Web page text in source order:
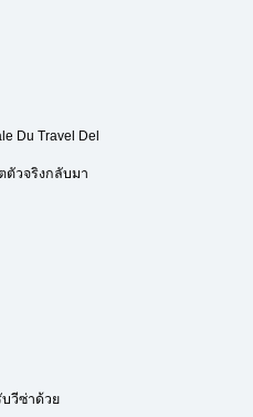
Du Travel Del
ตัวจริงกลับมา
วีซ่าด้วย